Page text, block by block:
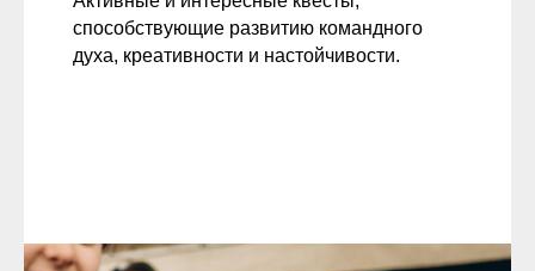
способствующие развитию командного
духа, креативности и настойчивости.